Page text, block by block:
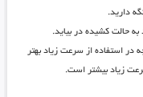
دارید.
حالت کشیده در بیاید.
در استفاده از سرعت زیاد بهتر
زیاد بیشتر است.